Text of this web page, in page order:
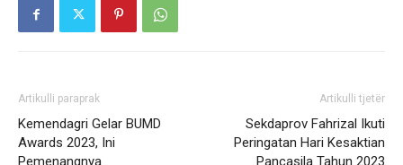
Artikulli paraprak
Kemendagri Gelar BUMD
Awards 2023, Ini
Pemenangnya
Artikulli tjetër
Sekdaprov Fahrizal Ikuti
Peringatan Hari Kesaktian
Pancasila Tahun 2023